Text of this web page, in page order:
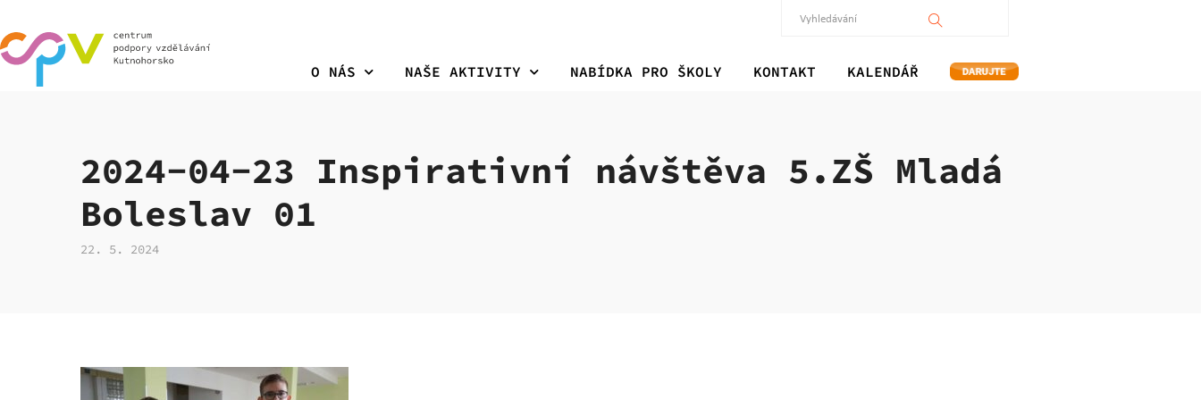
O NÁS NAŠE AKTIVITY NABÍDKA PRO ŠKOLY KONTAKT KALENDÁŘ
2024-04-23 Inspirativní návštěva 5.ZŠ Mladá
Boleslav 01
22. 5. 2024